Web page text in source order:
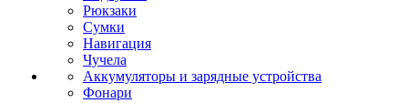
Рюкзаки
Сумки
Навигация
Чучела
Аккумуляторы и зарядные устройства
Фонари